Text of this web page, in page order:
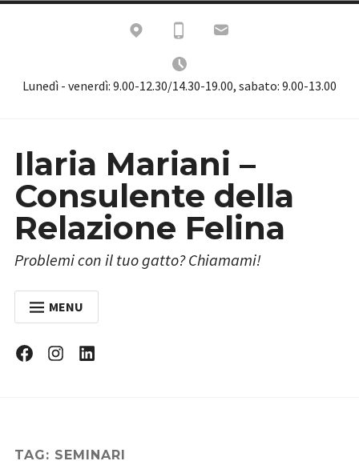
Lunedì - venerdì: 9.00-12.30/14.30-19.00, sabato: 9.00-13.00
Ilaria Mariani –
Consulente della
Relazione Felina
Problemi con il tuo gatto? Chiamami!
MENU
CONSIGLI
Facebook
Profile
Instagram
Profile
Linkedin
Profile
TAG: SEMINARI